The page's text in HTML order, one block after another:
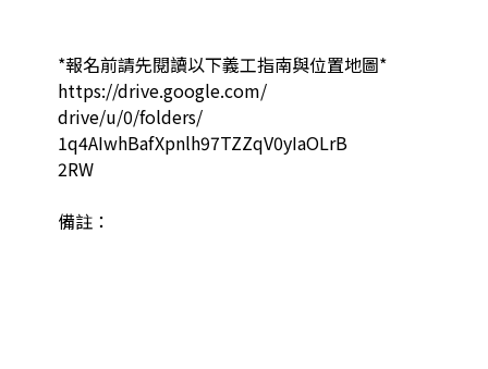
*報名前請先閱讀以下義工指南與位置地圖*
https://drive.google.com/
drive/u/0/folders/
1q4AIwhBafXpnlh97TZZqV0yIaOLrB
2RW
備註：